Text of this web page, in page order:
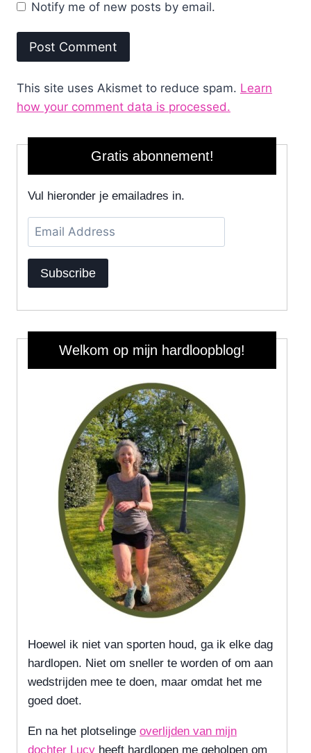
Notify me of new posts by email.
This site uses Akismet to reduce spam. Learn
how your comment data is processed.
Gratis abonnement!
Vul hieronder je emailadres in.
Email
Address
Subscribe
Welkom op mijn hardloopblog!
Hoewel ik niet van sporten houd, ga ik elke dag
hardlopen. Niet om sneller te worden of om aan
wedstrijden mee te doen, maar omdat het me
goed doet.
En na het plotselinge overlijden van mijn
dochter Lucy heeft hardlopen me geholpen om